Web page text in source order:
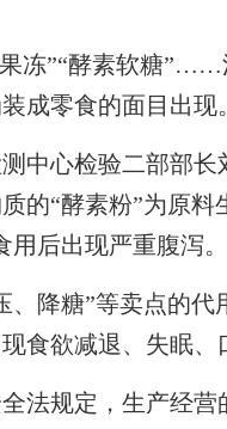
冻”“酵素软糖”……
成零食的面目出现
心检验二部部长
的“酵素粉”为原
用后出现严重腹泻。
降糖”等卖点的代
食欲减退、失眠
规定，生产经营